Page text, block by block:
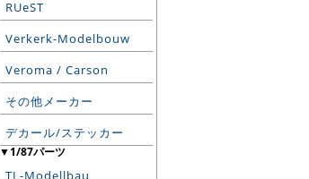
RUeST
Verkerk-Modelbouw
Veroma / Carson
その他メーカー
デカール/ステッカー
▼1/87パーツ
TL-Modellbau